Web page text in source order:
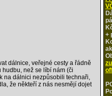
dálnice, veřejné cesty a řádně
než se líbí nám (či
na dálnici nezpůsobili technaři,
že někteří z nás nesmějí dojet
+